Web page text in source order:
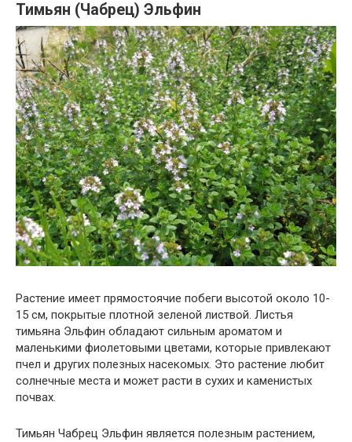
Тимьян (Чабрец) Эльфин
Растение имеет прямостоячие побеги высотой около 10-
15 см, покрытые плотной зеленой листвой. Листья
тимьяна Эльфин обладают сильным ароматом и
маленькими фиолетовыми цветами, которые привлекают
пчел и других полезных насекомых. Это растение любит
солнечные места и может расти в сухих и каменистых
почвах.
Тимьян Чабрец Эльфин является полезным растением,